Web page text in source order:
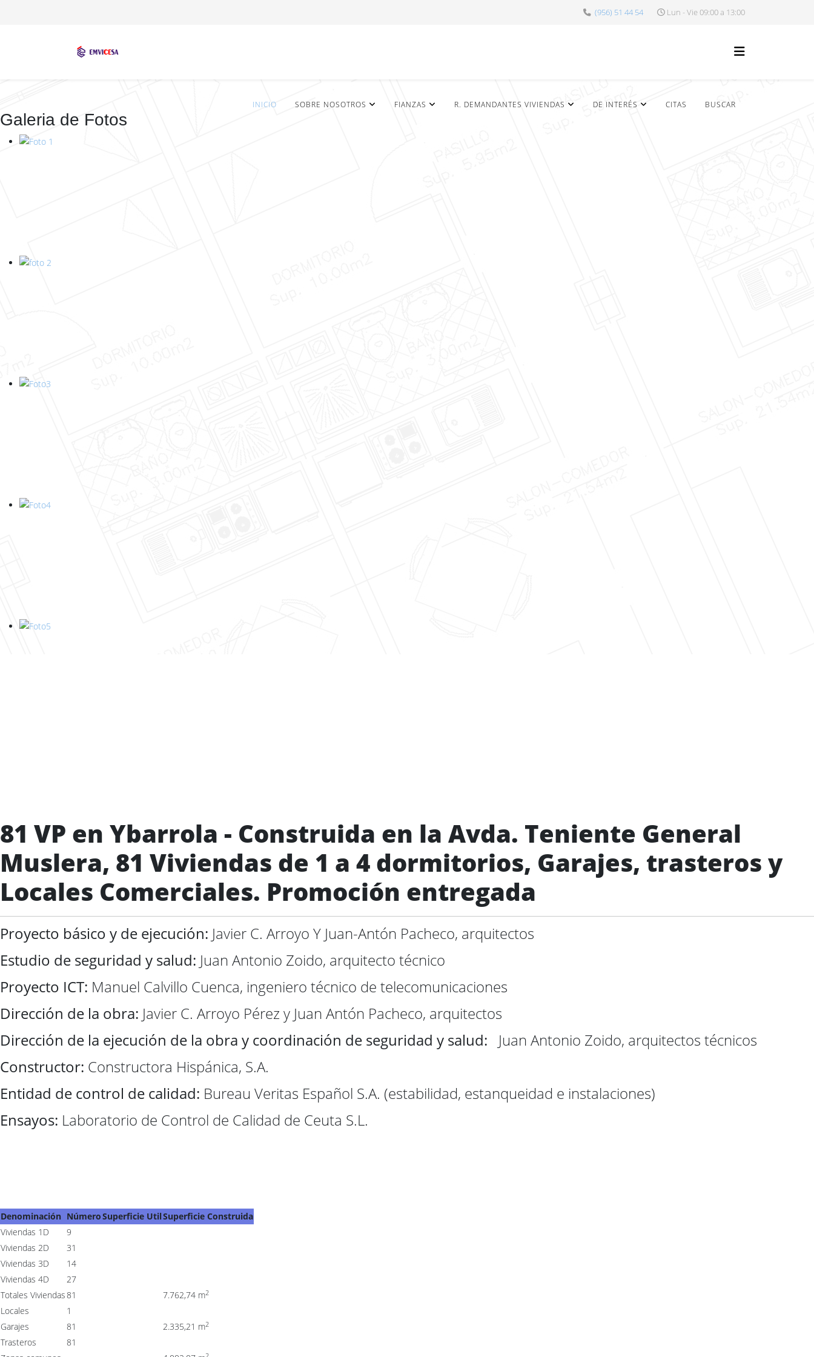
(956) 51 44 54 Lun - Vie 09:00 a 13:00
INICIO SOBRE NOSOTROS FIANZAS R. DEMANDANTES VIVIENDAS DE INTERÉS CITAS BUSCAR
Galeria de Fotos
81 VP en Ybarrola - Construida en la Avda. Teniente General
Muslera, 81 Viviendas de 1 a 4 dormitorios, Garajes, trasteros y
Locales Comerciales. Promoción entregada
Proyecto básico y de ejecución: Javier C. Arroyo Y Juan-Antón Pacheco, arquitectos
Estudio de seguridad y salud: Juan Antonio Zoido, arquitecto técnico
Proyecto ICT: Manuel Calvillo Cuenca, ingeniero técnico de telecomunicaciones
Dirección de la obra: Javier C. Arroyo Pérez y Juan Antón Pacheco, arquitectos
Dirección de la ejecución de la obra y coordinación de seguridad y salud:
Juan Antonio Zoido, arquitectos técnicos
Constructor: Constructora Hispánica, S.A.
Entidad de control de calidad: Bureau Veritas Español S.A. (estabilidad, estanqueidad e instalaciones)
Ensayos: Laboratorio de Control de Calidad de Ceuta S.L.
Denominación NúmeroSuperficie UtilSuperficie Construida
Viviendas 1D
9
Viviendas 2D
31
Viviendas 3D
14
Viviendas 4D
27
Totales Viviendas81 7.762,74 m2
Locales
1
Garajes
81 2.335,21 m2
Trasteros
81